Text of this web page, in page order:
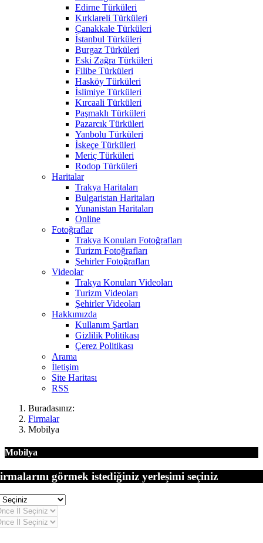
Edirne Türküleri
Kırklareli Türküleri
Çanakkale Türküleri
İstanbul Türküleri
Burgaz Türküleri
Eski Zağra Türküleri
Filibe Türküleri
Hasköy Türküleri
İslimiye Türküleri
Kırcaali Türküleri
Paşmaklı Türküleri
Pazarcık Türküleri
Yanbolu Türküleri
İskeçe Türküleri
Meriç Türküleri
Rodop Türküleri
Haritalar
Trakya Haritaları
Bulgaristan Haritaları
Yunanistan Haritaları
Online
Fotoğraflar
Trakya Konuları Fotoğrafları
Turizm Fotoğrafları
Şehirler Fotoğrafları
Videolar
Trakya Konuları Videoları
Turizm Videoları
Şehirler Videoları
Hakkımızda
Kullanım Şartları
Gizlilik Politikası
Çerez Politikası
Arama
İletişim
Site Haritası
RSS
Buradasınız:
Firmalar
Mobilya
Mobilya
görmek istediğiniz yerleşimi seçiniz